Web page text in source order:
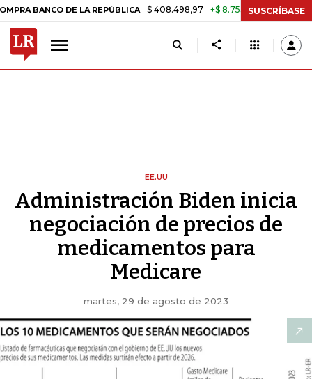
DE LA REPÚBLICA $ 408.498,97 +$ 8.753,81 +2,19% TASA DE
SUSCRÍBASE
EE.UU
Administración Biden inicia
negociación de precios de
medicamentos para
Medicare
martes, 29 de agosto de 2023